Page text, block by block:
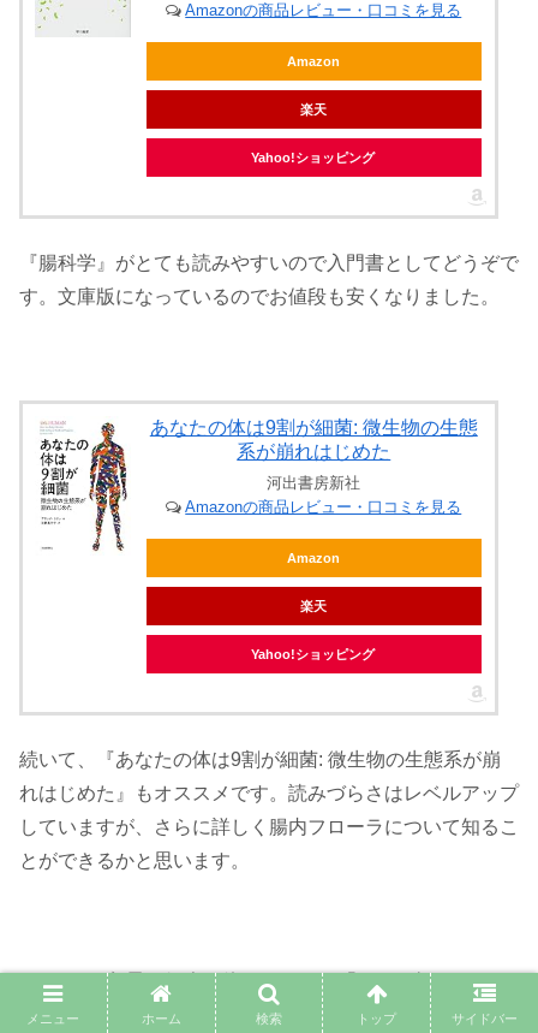
Amazonの商品レビュー・口コミを見る
Amazon
楽天
Yahoo!ショッピング
『腸科学』がとても読みやすいので入門書としてどうぞで
す。文庫版になっているのでお値段も安くなりました。
あなたの体は9割が細菌: 微生物の生態
系が崩れはじめた
河出書房新社
Amazonの商品レビュー・口コミを見る
Amazon
楽天
Yahoo!ショッピング
続いて、『あなたの体は9割が細菌: 微生物の生態系が崩
れはじめた』もオススメです。読みづらさはレベルアップ
していますが、さらに詳しく腸内フローラについて知るこ
とができるかと思います。
とりあえず2冊の紹介で終わります。「もっと知りたい
ぜ！」と言うかたはお問い合わせなどからメッセージをく
メニュー ホーム 検索 トップ サイドバー